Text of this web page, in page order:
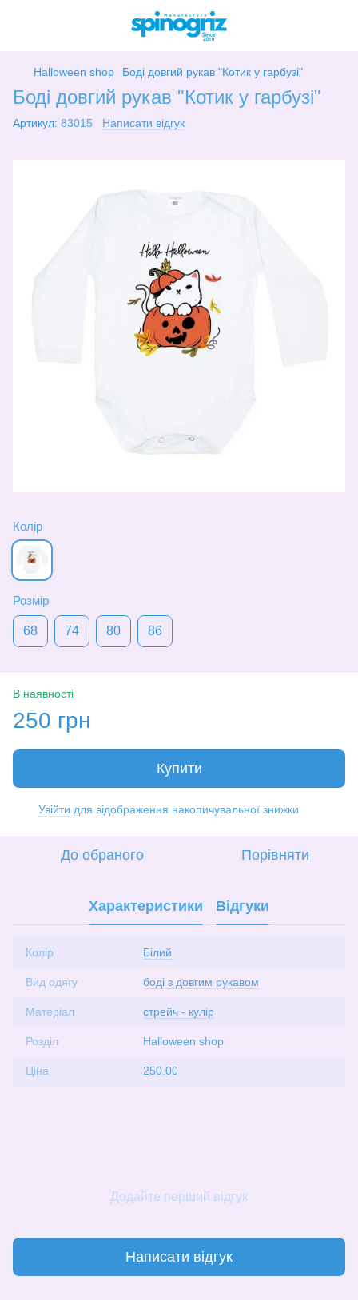
Halloween shop Боді довгий рукав "Котик у гарбузі"
Боді довгий рукав "Котик у гарбузі"
Артикул: 83015 Написати відгук
Колір
Розмір
68 74 80 86
В наявності
250 грн
Купити
Увійти для відображення накопичувальної знижки
До обраного Порівняти
Характеристики Відгуки
Колір Білий
Вид одягу боді з довгим рукавом
Матеріал стрейч - кулір
Розділ Halloween shop
Ціна 250.00
Додайте перший відгук
Написати відгук